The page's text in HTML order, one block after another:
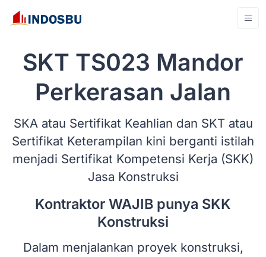
SKT TS023 Mandor
Perkerasan Jalan
SKA atau Sertifikat Keahlian dan SKT atau
Sertifikat Keterampilan kini berganti istilah
menjadi Sertifikat Kompetensi Kerja (SKK)
Jasa Konstruksi
Kontraktor WAJIB punya SKK
Konstruksi
Dalam menjalankan proyek konstruksi,